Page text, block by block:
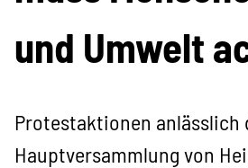
und Umwelt
Protestaktionen anlässlich
Hauptversammlung von